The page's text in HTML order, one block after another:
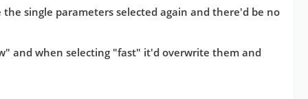
single parameters selected again and there'd be no
and when selecting "fast" it'd overwrite them and